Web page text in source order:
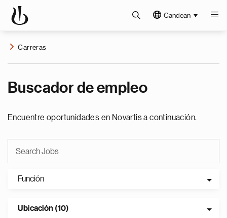
Candean
Carreras
Buscador de empleo
Encuentre oportunidades en Novartis a continuación.
Función
Ubicación (10)